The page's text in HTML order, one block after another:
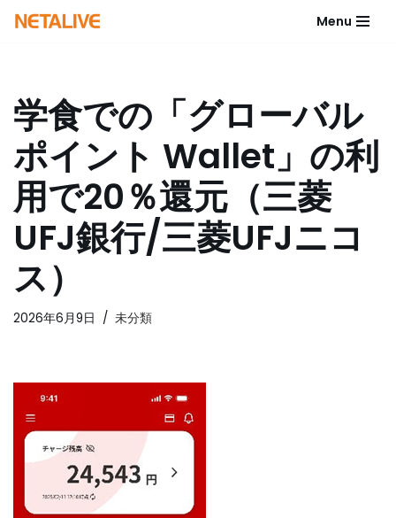
ン
ツ
へ
ス
キ
ッ
プ
Menu
学食での「グローバル
ポイント Wallet」の利
用で20％還元（三菱
UFJ銀行/三菱UFJニコ
ス）
2026年6月9日 未分類